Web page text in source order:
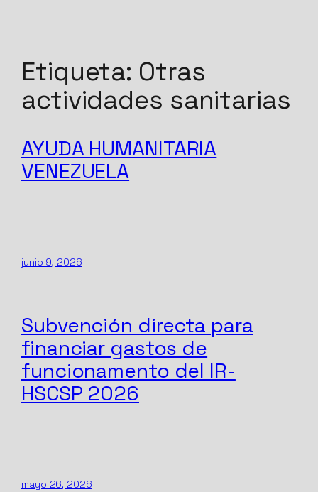
contenido
Etiqueta: Otras
actividades sanitarias
AYUDA HUMANITARIA
VENEZUELA
junio 9, 2026
Subvención directa para
financiar gastos de
funcionamento del IR-
HSCSP 2026
mayo 26, 2026